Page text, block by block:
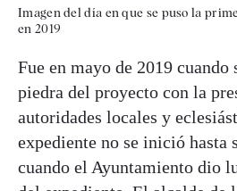
Imagen del día en que se puso la
en 2019
Fue en mayo de 2019 cuando
piedra del proyecto con la
autoridades locales y
expediente no se inició hasta
cuando el Ayuntamiento dio